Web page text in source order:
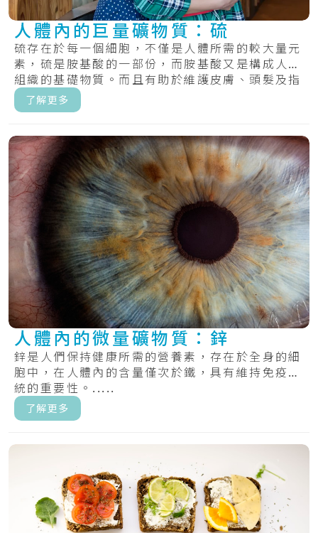
人體內的巨量礦物質：硫
硫存在於每一個細胞，不僅是人體所需的較大量元
素，硫是胺基酸的一部份，而胺基酸又是構成人體
組織的基礎物質。而且有助於維護皮膚、頭髮及指
甲的.....
了解更多
人體內的微量礦物質：鋅
鋅是人們保持健康所需的營養素，存在於全身的細
胞中，在人體內的含量僅次於鐵，具有維持免疫系
統的重要性。.....
了解更多